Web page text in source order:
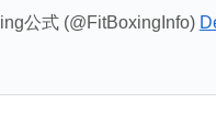
公式 (@FitBoxingInfo)